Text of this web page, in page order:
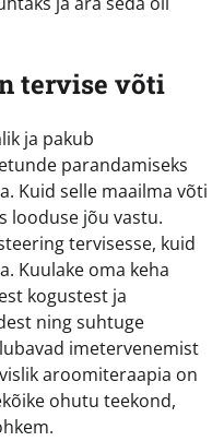
tervise võti
ja pakub
parandamiseks
Kuid selle maailma võti
looduse jõu vastu.
tervisesse, kuid
Kuulake oma keha
kogustest ja
ning suhtuge
imetervenemist
aroomiteraapia on
ohutu teekond,